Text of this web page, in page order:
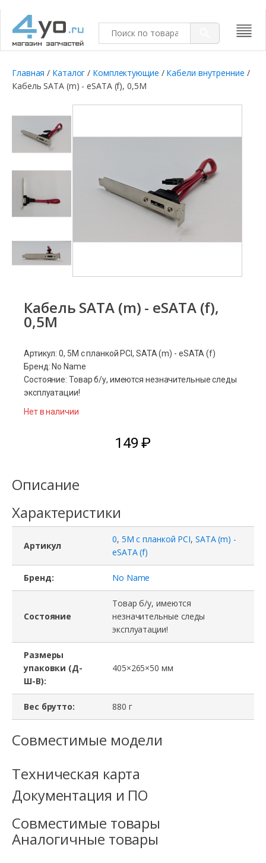
Главная / Каталог / Комплектующие / Кабели внутренние /
Кабель SATA (m) - eSATA (f), 0,5M
Кабель SATA (m) - eSATA (f),
0,5M
Артикул: 0, 5M с планкой PCI, SATA (m) - eSATA (f)
Бренд: No Name
Состояние: Товар б/у, имеются незначительные следы
эксплуатации!
Нет в наличии
149₽
Описание
Характеристики
Артикул
0, 5M с планкой PCI, SATA (m) -
eSATA (f)
Бренд: No Name
Состояние
Товар б/у, имеются
незначительные следы
эксплуатации!
Размеры
упаковки (Д-
Ш-В):
405×265×50 мм
Вес брутто: 880 г
Совместимые модели
Техническая карта
Документация и ПО
Совместимые товары
Аналогичные товары